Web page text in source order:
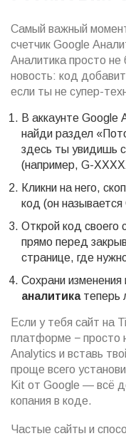
Самый важный
счетчик Google
Аналитика просто
новость: код
если ты не супер-
В аккаунте Google
найди раздел
здесь ты увидишь
(например, G-
Кликни на него,
код (он
Открой код своего
прямо перед
странице, где
Сохрани
аналитикатеперь
Если у тебя сайт на
платформе − просто
Analytics и вставь
проще всего
Kit от Google — всё
копания в коде.
Частые сайты и